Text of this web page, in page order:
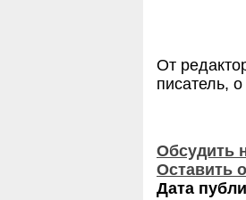
От
писатель,
Обсудить
Оставить
Дата